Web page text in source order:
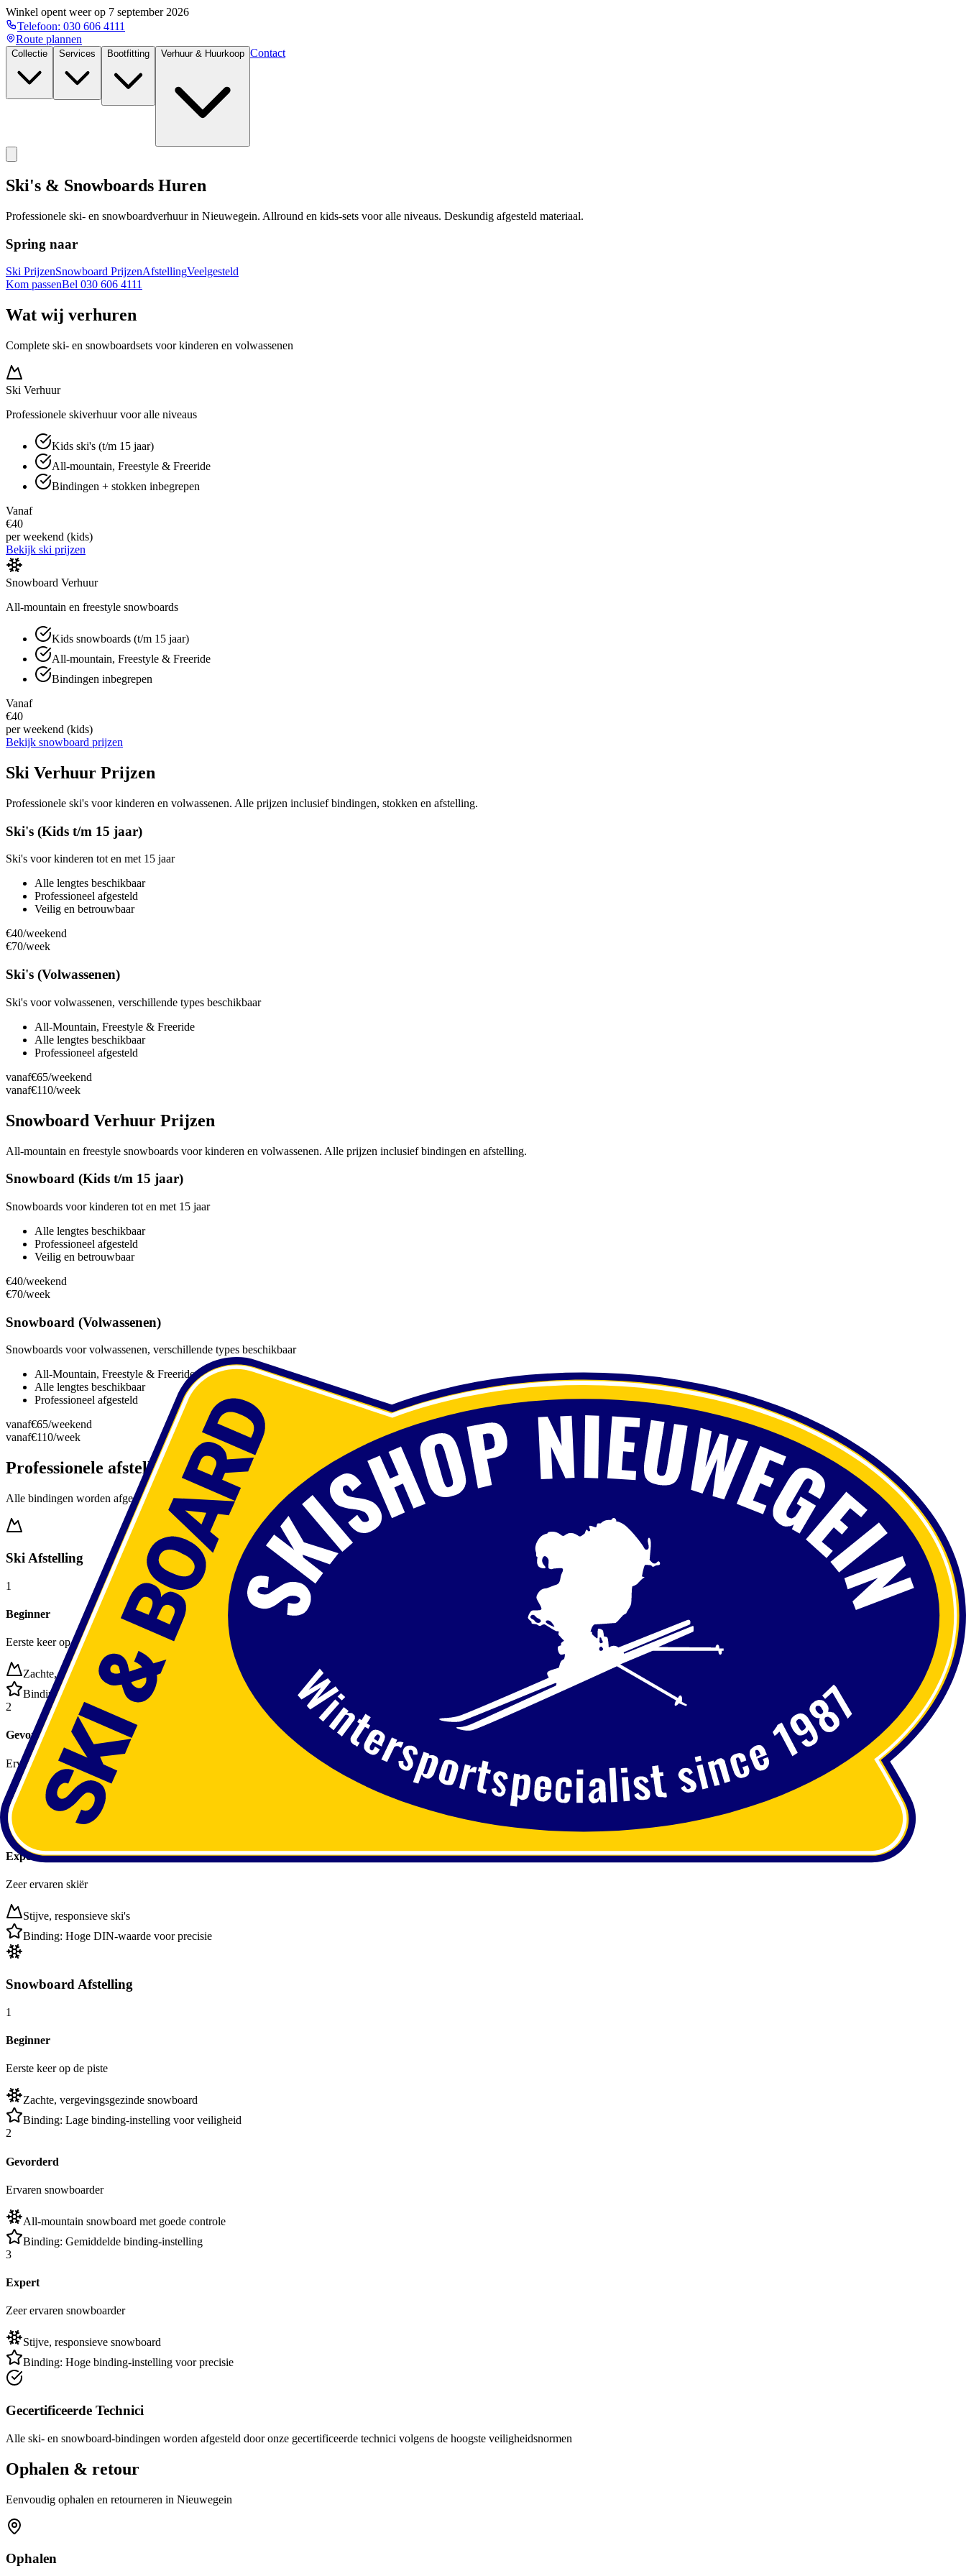
Winkel opent weer op 7 september 2026
Telefoon: 030 606 4111
Route plannen
Collectie Services Bootfitting Verhuur & Huurkoop Contact
Ski's & Snowboards Huren
Professionele ski- en snowboardverhuur in Nieuwegein. Allround en kids-sets voor alle niveaus. Deskundig afgesteld materiaal.
Spring naar
Ski PrijzenSnowboard PrijzenAfstellingVeelgesteld
Kom passenBel 030 606 4111
Wat wij verhuren
Complete ski- en snowboardsets voor kinderen en volwassenen
Ski Verhuur
Professionele skiverhuur voor alle niveaus
Kids ski's (t/m 15 jaar)
All-mountain, Freestyle & Freeride
Bindingen + stokken inbegrepen
Vanaf
€40
per weekend (kids)
Bekijk ski prijzen
Snowboard Verhuur
All-mountain en freestyle snowboards
Kids snowboards (t/m 15 jaar)
All-mountain, Freestyle & Freeride
Bindingen inbegrepen
Vanaf
€40
per weekend (kids)
Bekijk snowboard prijzen
Ski Verhuur Prijzen
Professionele ski's voor kinderen en volwassenen. Alle prijzen inclusief bindingen, stokken en afstelling.
Ski's (Kids t/m 15 jaar)
Ski's voor kinderen tot en met 15 jaar
Alle lengtes beschikbaar
Professioneel afgesteld
Veilig en betrouwbaar
€40/weekend
€70/week
Ski's (Volwassenen)
Ski's voor volwassenen, verschillende types beschikbaar
All-Mountain, Freestyle & Freeride
Alle lengtes beschikbaar
Professioneel afgesteld
vanaf€65/weekend
vanaf€110/week
Snowboard Verhuur Prijzen
All-mountain en freestyle snowboards voor kinderen en volwassenen. Alle prijzen inclusief bindingen en afstelling.
Snowboard (Kids t/m 15 jaar)
Snowboards voor kinderen tot en met 15 jaar
Alle lengtes beschikbaar
Professioneel afgesteld
Veilig en betrouwbaar
€40/weekend
€70/week
Snowboard (Volwassenen)
Snowboards voor volwassenen, verschillende types beschikbaar
All-Mountain, Freestyle & Freeride
Alle lengtes beschikbaar
Professioneel afgesteld
vanaf€65/weekend
vanaf€110/week
Professionele afstelling
Alle bindingen worden afgesteld voor jouw veiligheid en comfort
Ski Afstelling
1
Beginner
Eerste keer op de piste
Zachte, vergevingsgezinde ski's
Binding:
Lage DIN-waarde voor veiligheid
2
Gevorderd
Ervaren skiër
Allround ski's met goede controle
Binding:
Gemiddelde DIN-waarde
3
Expert
Zeer ervaren skiër
Stijve, responsieve ski's
Binding: Hoge DIN-waarde voor precisie
Snowboard Afstelling
1
Beginner
Eerste keer op de piste
Zachte, vergevingsgezinde snowboard
Binding: Lage binding-instelling voor veiligheid
2
Gevorderd
Ervaren snowboarder
All-mountain snowboard met goede controle
Binding: Gemiddelde binding-instelling
3
Expert
Zeer ervaren snowboarder
Stijve, responsieve snowboard
Binding: Hoge binding-instelling voor precisie
Gecertificeerde Technici
Alle ski- en snowboard-bindingen worden afgesteld door onze gecertificeerde technici volgens de hoogste veiligheidsnormen
Ophalen & retour
Eenvoudig ophalen en retourneren in Nieuwegein
Ophalen